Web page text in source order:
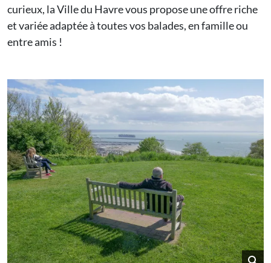
curieux, la Ville du Havre vous propose une offre riche
et variée adaptée à toutes vos balades, en famille ou
entre amis !